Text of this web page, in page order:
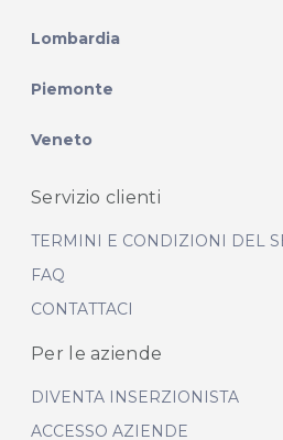
Lombardia
Piemonte
Veneto
Servizio clienti
TERMINI E CONDIZIONI DEL
FAQ
CONTATTACI
Per le aziende
DIVENTA INSERZIONISTA
ACCESSO AZIENDE